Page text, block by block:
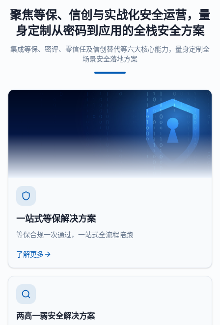
聚焦等保、信创与实战化安全运营，量
身定制从密码到应用的全栈安全方案
集成等保、密评、零信任及信创替代等六大核心能力，量身定制全
场景安全落地方案
一站式等保解决方案
等保合规一次通过，一站式全流程陪跑
了解更多
两高一弱安全解决方案